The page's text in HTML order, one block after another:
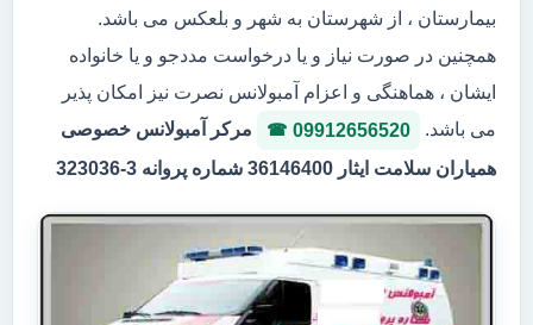
بیمارستان ، از شهرستان به شهر و بلعکس می باشد.
همچنین در صورت نیاز و یا درخواست مددجو و یا خانواده
ایشان ، هماهنگی و اعزام آمبولانس نصرت نیز امکان پذیر
می باشد.
09912656520
مرکر آمبولانس خصوصی
همیاران سلامت ایثار 36146400 شماره پروانه 3-323036